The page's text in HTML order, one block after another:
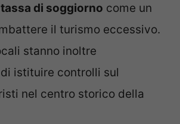
di soggiorno come un
il turismo eccessivo.
stanno inoltre
istituire controlli sul
nel centro storico della